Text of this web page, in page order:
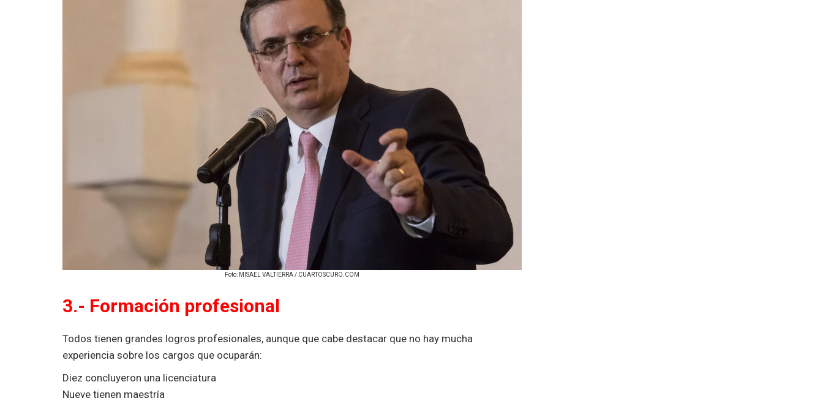
Foto: MISAEL VALTIERRA / CUARTOSCURO.COM
3.- Formación profesional
Todos tienen grandes logros profesionales, aunque que cabe destacar que no hay mucha
experiencia sobre los cargos que ocuparán:
Diez concluyeron una licenciatura
Nueve tienen maestría